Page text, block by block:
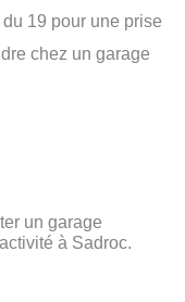
19 pour une prise
chez un garage
un garage
à Sadroc.